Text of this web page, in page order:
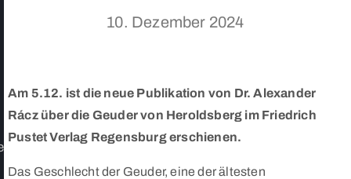
10. Dezember 2024
Am 5.12. ist die neue Publikation von Dr. Alexander
Rácz über die Geuder von Heroldsberg im Friedrich
Pustet Verlag Regensburg erschienen.
Das Geschlecht der Geuder, eine der ältesten